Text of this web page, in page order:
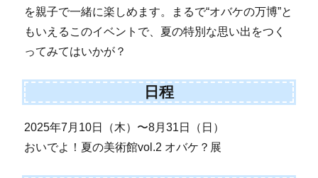
を親子で一緒に楽しめます。まるで“オバケの万博”と
もいえるこのイベントで、夏の特別な思い出をつく
ってみてはいかが？
日程
2025年7月10日（木）〜8月31日（日）
おいでよ！夏の美術館vol.2 オバケ？展